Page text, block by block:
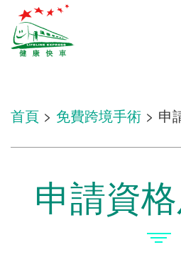
首頁 > 免費跨境手術 > 申
申請資